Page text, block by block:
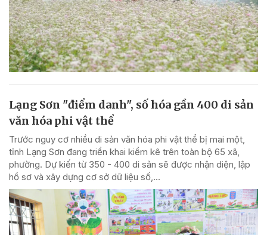
Lạng Sơn "điểm danh", số hóa gần 400 di sản
văn hóa phi vật thể
Trước nguy cơ nhiều di sản văn hóa phi vật thể bị mai một,
tỉnh Lạng Sơn đang triển khai kiểm kê trên toàn bộ 65 xã,
phường. Dự kiến từ 350 - 400 di sản sẽ được nhận diện, lập
hồ sơ và xây dựng cơ sở dữ liệu số,...